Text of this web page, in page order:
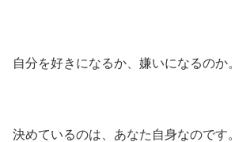
自分を好きになるか、嫌いになるのか。
決めているのは、あなた自身なのです。